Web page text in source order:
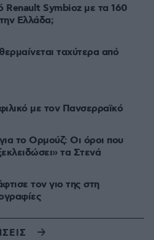
Renault Symbioz με τα 160
Ελλάδα;
ταχύτερα από
με τον Πανσερραϊκό
το Ορμούζ: Οι όροι που
τα Στενά
τον γιο της στη